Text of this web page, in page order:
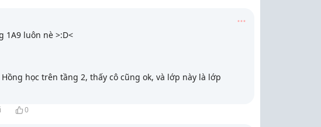
1A9 luôn nè >:D<
Hồng học trên tầng 2, thấy cô cũng ok, và lớp này là lớp
0